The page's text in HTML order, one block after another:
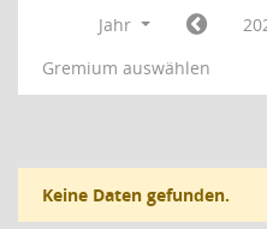
Jahr
Gremium auswählen
Keine Daten gefunden.